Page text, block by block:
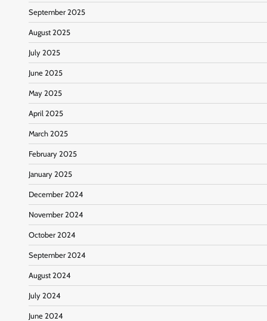
September 2025
August 2025
July 2025
June 2025
May 2025
April 2025
March 2025
February 2025
January 2025
December 2024
November 2024
October 2024
September 2024
August 2024
July 2024
June 2024